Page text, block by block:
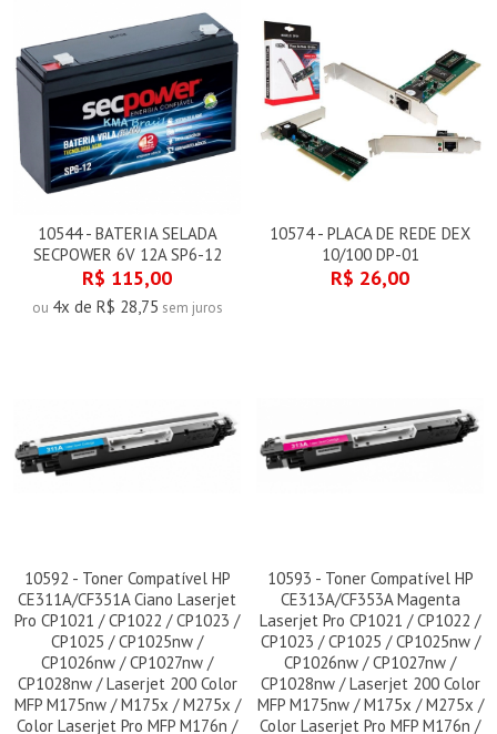
10544 - BATERIA SELADA
SECPOWER 6V 12A SP6-12
R$ 115,00
ou 4x de R$ 28,75 sem juros
10574 - PLACA DE REDE DEX
10/100 DP-01
R$ 26,00
10592 - Toner Compatível HP
CE311A/CF351A Ciano Laserjet
Pro CP1021 / CP1022 / CP1023 /
CP1025 / CP1025nw /
CP1026nw / CP1027nw /
CP1028nw / Laserjet 200 Color
MFP M175nw / M175x / M275x /
Color Laserjet Pro MFP M176n /
10593 - Toner Compatível HP
CE313A/CF353A Magenta
Laserjet Pro CP1021 / CP1022 /
CP1023 / CP1025 / CP1025nw /
CP1026nw / CP1027nw /
CP1028nw / Laserjet 200 Color
MFP M175nw / M175x / M275x /
Color Laserjet Pro MFP M176n /